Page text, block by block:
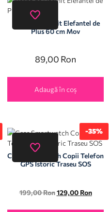
Perna de Dormit Elefantel de
Plus 60 cm Mov
89,00 Ron
Adaugă în coș
-35%
Ceas Smartwatch Copii Telefon
GPS Istoric Traseu SOS
199,00Ron 129,00 Ron